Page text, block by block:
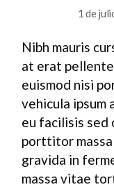
1 de
Nibh mauris
at erat
euismod nisi
vehicula ipsum
eu facilisis sed
porttitor
gravida in
massa vitae